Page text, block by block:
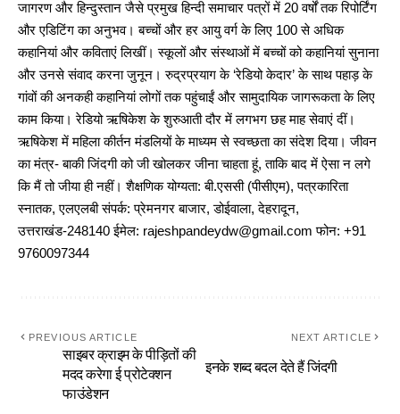
जागरण और हिन्दुस्तान जैसे प्रमुख हिन्दी समाचार पत्रों में 20 वर्षों तक रिपोर्टिंग
और एडिटिंग का अनुभव। बच्चों और हर आयु वर्ग के लिए 100 से अधिक
कहानियां और कविताएं लिखीं। स्कूलों और संस्थाओं में बच्चों को कहानियां सुनाना
और उनसे संवाद करना जुनून। रुद्रप्रयाग के ‘रेडियो केदार’ के साथ पहाड़ के
गांवों की अनकही कहानियां लोगों तक पहुंचाईं और सामुदायिक जागरूकता के लिए
काम किया। रेडियो ऋषिकेश के शुरुआती दौर में लगभग छह माह सेवाएं दीं।
ऋषिकेश में महिला कीर्तन मंडलियों के माध्यम से स्वच्छता का संदेश दिया। जीवन
का मंत्र- बाकी जिंदगी को जी खोलकर जीना चाहता हूं, ताकि बाद में ऐसा न लगे
कि मैं तो जीया ही नहीं। शैक्षणिक योग्यता: बी.एससी (पीसीएम), पत्रकारिता
स्नातक, एलएलबी संपर्क: प्रेमनगर बाजार, डोईवाला, देहरादून,
उत्तराखंड-248140 ईमेल: rajeshpandeydw@gmail.com फोन: +91
9760097344
PREVIOUS ARTICLE
साइबर क्राइम के पीड़ितों की
मदद करेगा ई प्रोटेक्शन
फाउंडेशन
NEXT ARTICLE
इनके शब्द बदल देते हैं जिंदगी